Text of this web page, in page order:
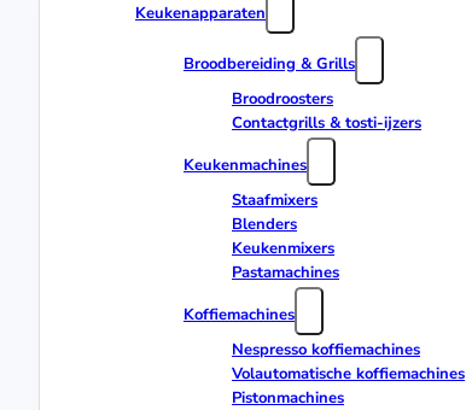
Keukenapparaten
Broodbereiding & Grills
Broodroosters
Contactgrills & tosti-ijzers
Keukenmachines
Staafmixers
Blenders
Keukenmixers
Pastamachines
Koffiemachines
Nespresso koffiemachines
Volautomatische koffiemachines
Pistonmachines